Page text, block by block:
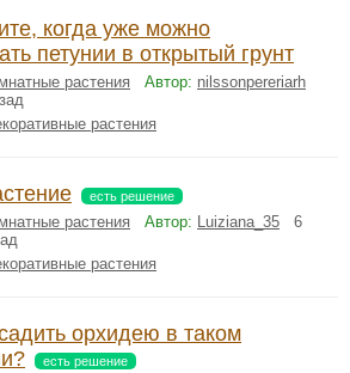
когда уже можно
петунии в открытый грунт
растения Автор: nilssonpereriarh
растения
есть решение
растения Автор: Luiziana_35 6
растения
орхидею в таком
есть решение